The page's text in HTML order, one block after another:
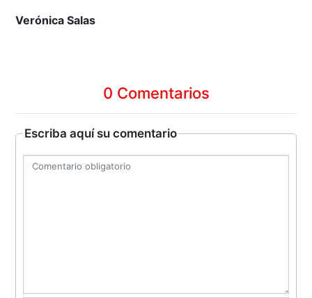
Verónica Salas
0 Comentarios
Escriba aquí su comentario